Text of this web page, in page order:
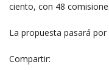
ciento, con 48
La propuesta pasará
Compartir: